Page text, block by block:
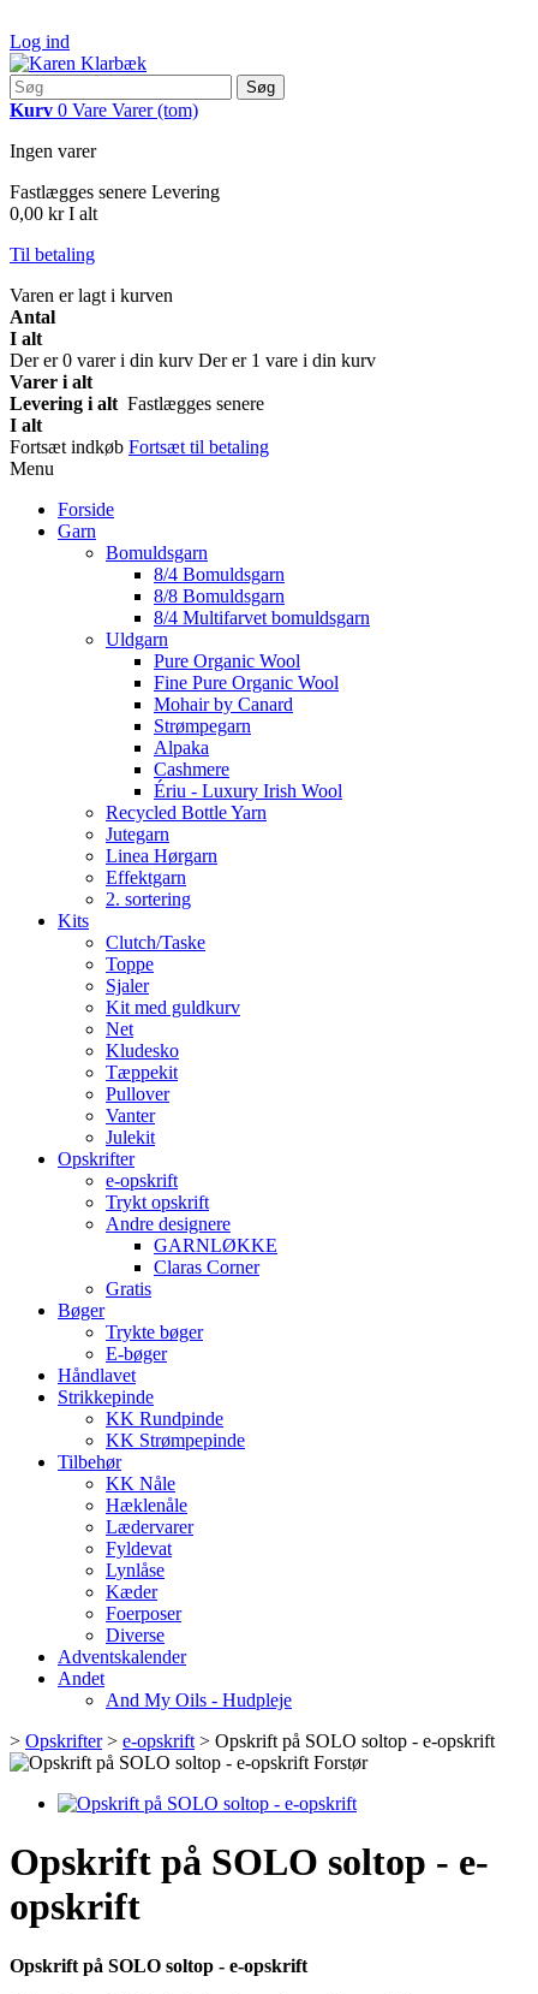
Log ind
Søg
Kurv 0 Vare Varer (tom)
Ingen varer
Fastlægges senere Levering
0,00 kr I alt
Til betaling
Varen er lagt i kurven
Antal
I alt
Der er0 varer i din kurv Der er 1 vare i din kurv
Varer i alt
Levering i alt Fastlægges senere
I alt
Fortsæt indkøb Fortsæt til betaling
Menu
Forside
Garn
Bomuldsgarn
8/4 Bomuldsgarn
8/8 Bomuldsgarn
8/4 Multifarvet bomuldsgarn
Uldgarn
Pure Organic Wool
Fine Pure Organic Wool
Mohair by Canard
Strømpegarn
Alpaka
Cashmere
Ériu - Luxury Irish Wool
Recycled Bottle Yarn
Jutegarn
Linea Hørgarn
Effektgarn
2. sortering
Kits
Clutch/Taske
Toppe
Sjaler
Kit med guldkurv
Net
Kludesko
Tæppekit
Pullover
Vanter
Julekit
Opskrifter
e-opskrift
Trykt opskrift
Andre designere
GARNLØKKE
Claras Corner
Gratis
Bøger
Trykte bøger
E-bøger
Håndlavet
Strikkepinde
KK Rundpinde
KK Strømpepinde
Tilbehør
KK Nåle
Hæklenåle
Lædervarer
Fyldevat
Lynlåse
Kæder
Foerposer
Diverse
Adventskalender
Andet
And My Oils - Hudpleje
> Opskrifter > e-opskrift > Opskrift på SOLO soltop - e-opskrift
Forstør
Opskrift på SOLO soltop - e-
opskrift
Opskrift på SOLO soltop - e-opskrift